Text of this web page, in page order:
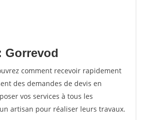
Gorrevod
comment recevoir rapidement
des demandes de devis en
vos services à tous les
artisan pour réaliser leurs travaux.